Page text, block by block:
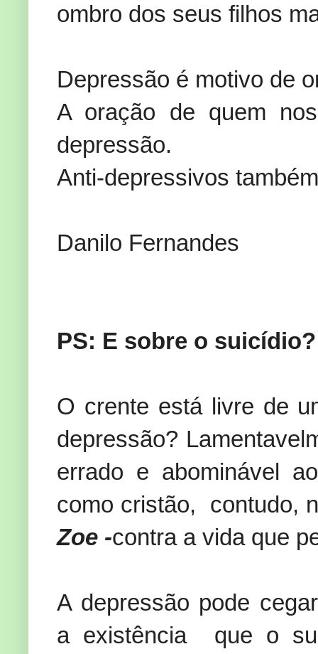
ombro dos seus filhos
Depressão é motivo de
A oração de quem
depressão.
Anti-depressivos
Danilo Fernandes
PS: E sobre o suicídio?
O crente está livre de
depressão?
errado e abominável
como cristão, contudo,
Zoe -contra a vida que
A depressão pode
a existência que o